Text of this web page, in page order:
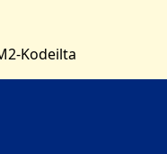
Kodeilta